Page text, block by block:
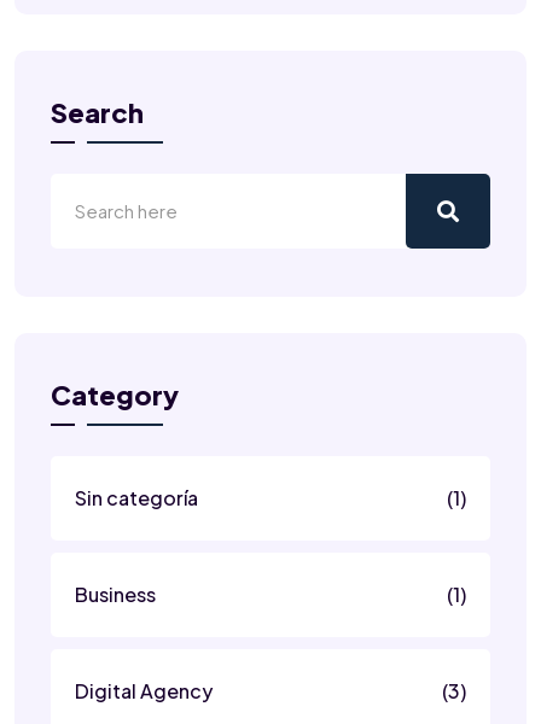
Search
Category
Sin categoría (1)
Business (1)
Digital Agency (3)